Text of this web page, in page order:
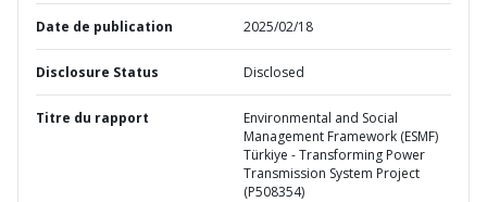
Date de publication 2025/02/18
Disclosure Status Disclosed
Titre du rapport
Environmental and Social
Management Framework (ESMF)
Türkiye - Transforming Power
Transmission System Project
(P508354)